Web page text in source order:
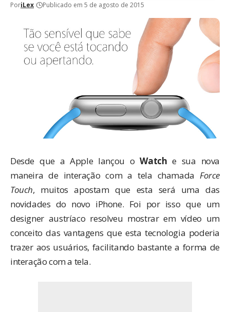
PoriLex Publicado em 5 de agosto de 2015
Desde que a Apple lançou oWatch e sua nova
maneira de interação com a tela chamada Force
Touch, muitos apostam que esta será uma das
novidades do novo iPhone. Foi por isso que um
designer austríaco resolveu mostrar em vídeo um
conceito das vantagens que esta tecnologia poderia
trazer aos usuários, facilitando bastante a forma de
interação com a tela.